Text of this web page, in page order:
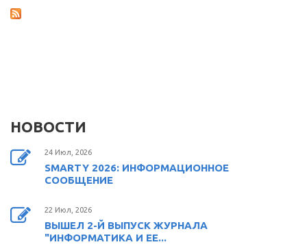
НОВОСТИ
24 Июл, 2026
SMARTY 2026: ИНФОРМАЦИОННОЕ
СООБЩЕНИЕ
22 Июл, 2026
ВЫШЕЛ 2-Й ВЫПУСК ЖУРНАЛА
"ИНФОРМАТИКА И ЕЕ...